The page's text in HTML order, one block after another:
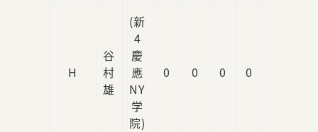
H
谷
村
雄
(新
4
慶
應
NY
学
院)
0 0 0 0